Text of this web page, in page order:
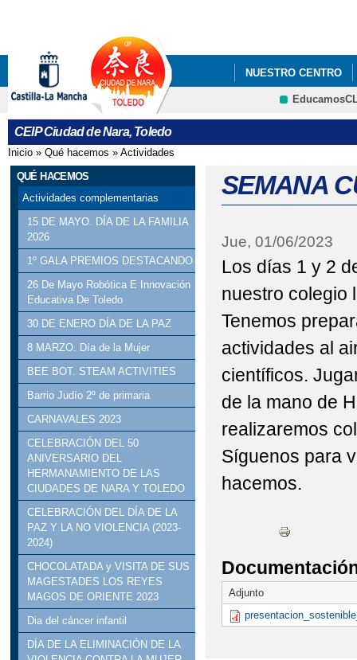
NUESTRO CENTRO
ECOESCUELAS
CEIP Ciudad de Nara, Toledo
Se encuentra usted aquí
Inicio » Qué hacemos » Actividades
QUÉ HACEMOS
Actividades complementarias
15 DE MAYO. DÍA DE LA FAMILIA
2026
1º GALA PREMIOS DESTACANDO
26 De Mayo Robótica E Innovación
Educativa De Toledo
30 DE ENERO DÍA DE LA PAZ
8 MARZO. Día de la Mujer
BEE BOT. STEAM ACTIVITIES
Barrio Judío 2º de primaria
CARNAVALES 2023
CELEBRACIÓN DEL 50
ANIVERSARIO DEL
HERMANAMIENTO DE LAS
CIUDADES DE NARA Y TOLEDO
CELEBRACIÓN DEL DÍA DE LA
PAZ Y LA NO VIOLENCIA (2023-
2024)
CHOCOLATADA y VISITA DE SUS
MAGESTADES LOS REYES
MAGOS DE ORIENTE 2023
Dia del cáncer infantil
DÍA DE LA ELIMINACIÓN DE LA
SEMANA
Jue, 01/06/2023
Los días 1 y 2
nuestro colegio
Tenemos
actividades al
científicos.
de la mano de
realizaremos
Síguenos para
hacemos.
Adjunto